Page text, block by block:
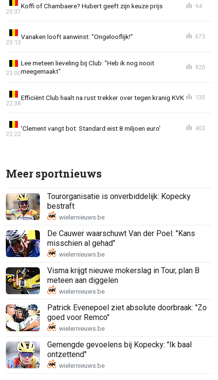
Koffi of Chambaere? Hubert geeft zijn keuze prijs
23:37
94
Vanaken looft aanwinst: "Ongelooflijk!"
23:13
673
Lee meteen lieveling bij Club: "Heb ik nog nooit
meegemaakt"
23:00
920
Efficiënt Club haalt na rust trekker over tegen kranig KVK
22:38
135
'Clement vangt bot: Standard eist 8 miljoen euro'
22:22
403
Meer sportnieuws
Tourorganisatie is onverbiddelijk: Kopecky
bestraft
De Cauwer waarschuwt Van der Poel: "Kans
misschien al gehad"
Visma krijgt nieuwe mokerslag in Tour, plan B
meteen aan diggelen
Patrick Evenepoel ziet absolute doorbraak: "Zo
goed voor Remco"
Gemengde gevoelens bij Kopecky: "Ik baal
ontzettend"